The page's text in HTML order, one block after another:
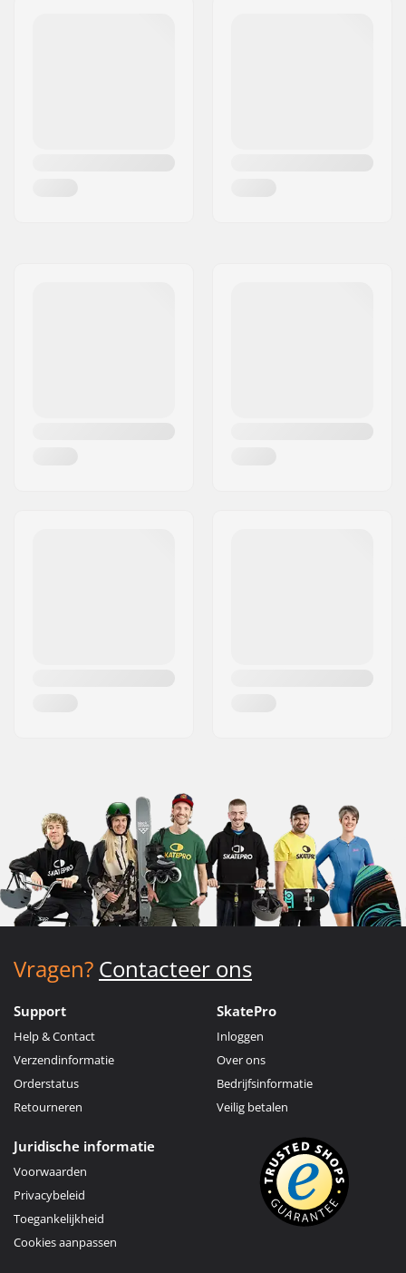
Vragen? Contacteer ons
Support
Help & Contact
Verzendinformatie
Orderstatus
Retourneren
SkatePro
Inloggen
Over ons
Bedrijfsinformatie
Veilig betalen
Juridische informatie
Voorwaarden
Privacybeleid
Toegankelijkheid
Cookies aanpassen